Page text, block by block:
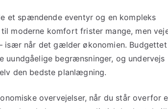
et spændende eventyr og en kompleks
moderne komfort frister mange, men
når det gælder økonomien. Budgettet
begrænsninger, og undervejs
den bedste planlægning.
overvejelser, når du står overfor